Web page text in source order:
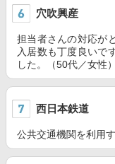
穴吹興産
担当者さんの対応が
入居数も丁度良いで
した。（50代／女性）
西日本鉄道
公共交通機関を利用